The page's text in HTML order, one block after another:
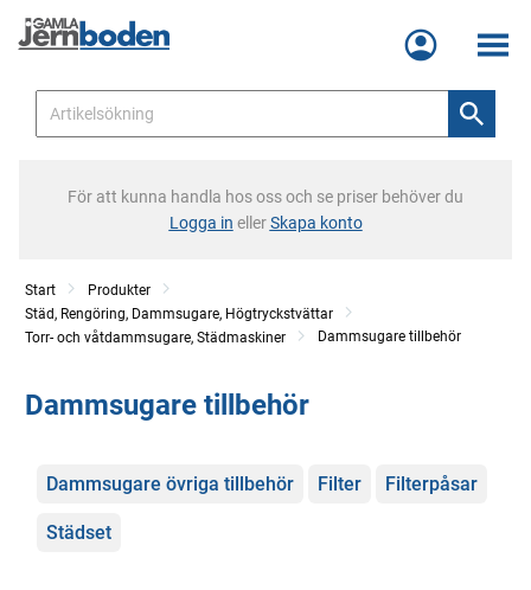
Meny
För att kunna handla hos oss och se priser behöver du
Logga in ellerSkapa konto
Start
Produkter
Städ, Rengöring, Dammsugare, Högtryckstvättar
Torr- och våtdammsugare, Städmaskiner
Dammsugare tillbehör
Dammsugare tillbehör
Kategorier
Dammsugare övriga tillbehör Filter Filterpåsar
Städset